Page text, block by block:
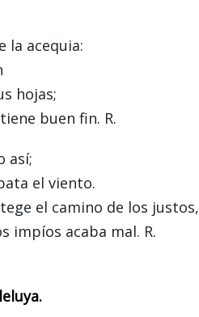
la acequia:
hojas;
buen fin. R.
así;
el viento.
el camino de los justos,
impíos acaba mal. R.